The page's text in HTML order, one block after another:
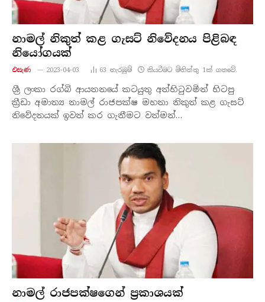
නාමල් නිකුත් කළ ගැසට් නිවේදනය පිළිබඳ
නියෝගයක්
එසැණ 2023-04-03 63 නැරඹු​ම් කියවීමට මිනිත්තු 1ක් ගතවේ.
ශ්‍රී ලංකා රග්බි ආයතනයේ කටයුතු අත්හිටුවමින් හිටපු
ක්‍රීඩා අමාත්‍ය නාමල් රාජපක්ෂ මහතා නිකුත් කළ ගැසට්
නිවේදනයක් ඉවත් කර ගැනීමට වත්මන්…
නාමල් රාජපක්ෂගෙන් ප්‍රකාශයක්